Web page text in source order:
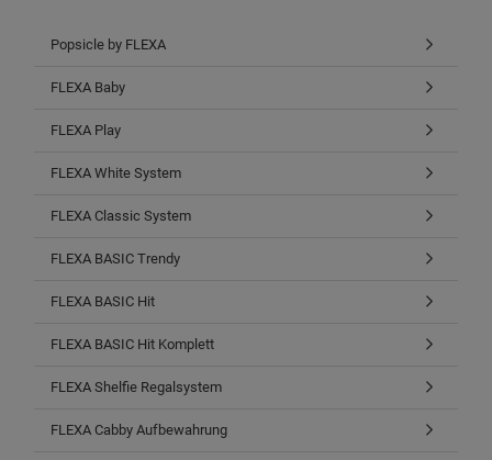
Popsicle by FLEXA
FLEXA Baby
FLEXA Play
FLEXA White System
FLEXA Classic System
FLEXA BASIC Trendy
FLEXA BASIC Hit
FLEXA BASIC Hit Komplett
FLEXA Shelfie Regalsystem
FLEXA Cabby Aufbewahrung